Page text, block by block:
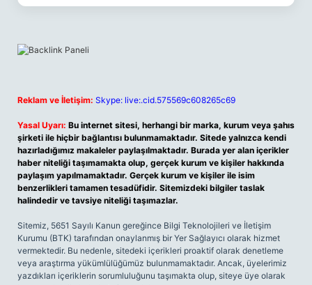
Reklam ve İletişim: Skype: live:.cid.575569c608265c69
Yasal Uyarı: Bu internet sitesi, herhangi bir marka, kurum veya şahıs
şirketi ile hiçbir bağlantısı bulunmamaktadır. Sitede yalnızca kendi
hazırladığımız makaleler paylaşılmaktadır. Burada yer alan içerikler
haber niteliği taşımamakta olup, gerçek kurum ve kişiler hakkında
paylaşım yapılmamaktadır. Gerçek kurum ve kişiler ile isim
benzerlikleri tamamen tesadüfidir. Sitemizdeki bilgiler taslak
halindedir ve tavsiye niteliği taşımazlar.
Sitemiz, 5651 Sayılı Kanun gereğince Bilgi Teknolojileri ve İletişim
Kurumu (BTK) tarafından onaylanmış bir Yer Sağlayıcı olarak hizmet
vermektedir. Bu nedenle, sitedeki içerikleri proaktif olarak denetleme
veya araştırma yükümlülüğümüz bulunmamaktadır. Ancak, üyelerimiz
yazdıkları içeriklerin sorumluluğunu taşımakta olup, siteye üye olarak